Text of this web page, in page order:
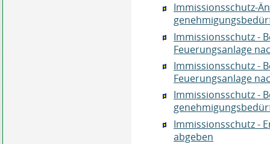
Immissionsschutz-
Immissionsschutz -
Feuerungsanlage
Immissionsschutz -
Feuerungsanlage
Immissionsschutz -
Immissionsschutz -
abgeben